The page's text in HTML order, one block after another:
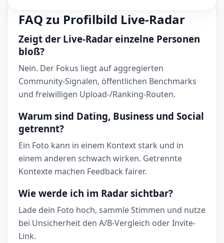
FAQ zu Profilbild Live-Radar
Zeigt der Live-Radar einzelne Personen
bloß?
Nein. Der Fokus liegt auf aggregierten
Community-Signalen, öffentlichen Benchmarks
und freiwilligen Upload-/Ranking-Routen.
Warum sind Dating, Business und Social
getrennt?
Ein Foto kann in einem Kontext stark und in
einem anderen schwach wirken. Getrennte
Kontexte machen Feedback fairer.
Wie werde ich im Radar sichtbar?
Lade dein Foto hoch, sammle Stimmen und nutze
bei Unsicherheit den A/B-Vergleich oder Invite-
Link.